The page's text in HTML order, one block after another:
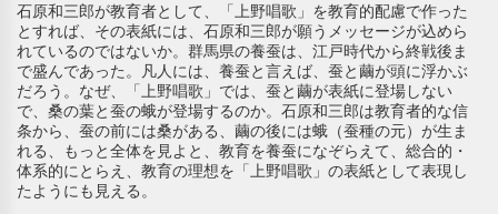
石原和三郎が教育者として、「上野唱歌」を教育的配慮で作った
とすれば、その表紙には、石原和三郎が願うメッセージが込めら
れているのではないか。群馬県の養蚕は、江戸時代から終戦後ま
で盛んであった。凡人には、養蚕と言えば、蚕と繭が頭に浮かぶ
だろう。なぜ、「上野唱歌」では、蚕と繭が表紙に登場しない
で、桑の葉と蚕の蛾が登場するのか。石原和三郎は教育者的な信
条から、蚕の前には桑がある、繭の後には蛾（蚕種の元）が生ま
れる、もっと全体を見よと、教育を養蚕になぞらえて、総合的・
体系的にとらえ、教育の理想を「上野唱歌」の表紙として表現し
たようにも見える。